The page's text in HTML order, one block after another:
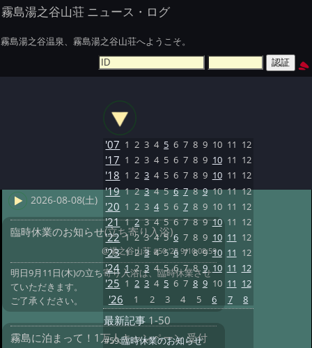
霧島湯之谷山荘 ニュース・ログ
霧島湯之谷温泉、霧島湯之谷山荘へようこそ。
2026-08-08(土)
臨時休業のお知らせ(立ち寄り入浴)
@湯之谷山荘 #50 '25 9/10 08:59
明日9月11日(木)の立ち寄り入浴は、臨時休業させ
ていただきます。
ご了承ください。
霧島に泊まって！1万人キャンペーン 受付
'07 1 2 3 4 5 6 7 8 9 10 11 12
'17 1 2 3 4 5 6 7 8 9 10 11 12
'18 1 2 3 4 5 6 7 8 9 10 11 12
'19 1 2 3 4 5 6 7 8 9 10 11 12
'20 1 2 3 4 5 6 7 8 9 10 11 12
'21 1 2 3 4 5 6 7 8 9 10 11 12
'22 1 2 3 4 5 6 7 8 9 10 11 12
'23 1 2 3 4 5 6 7 8 9 10 11 12
'24 1 2 3 4 5 6 7 8 9 10 11 12
'25 1 2 3 4 5 6 7 8 9 10 11 12
'26 1 2 3 4 5 6 7 8
最新記事 1-50
#59:臨時休業のお知らせ